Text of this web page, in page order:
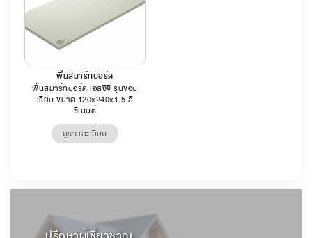
พื้นสมาร์ทบอร์ด
พื้นสมาร์ทบอร์ด เอสซีจี รุ่นขอบ
เรียบ ขนาด 120x240x1.5 สี
ซีเมนต์
ดูรายละเอียด